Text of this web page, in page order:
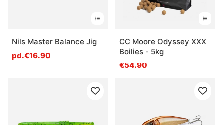
Nils Master Balance Jig
pd.€16.90
CC Moore Odyssey XXX
Boilies - 5kg
€54.90